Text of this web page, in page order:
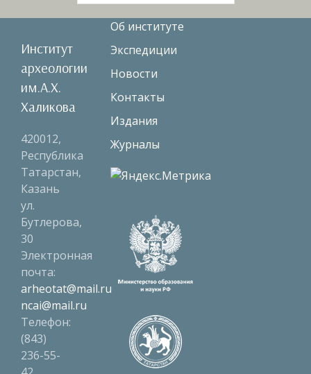
Институт
археологии
им.А.Х.
Халикова
420012,
Республика
Татарстан,
Казань
ул.
Бутлерова,
30
Электронная
почта:
arheotat@mail.ru
ncai@mail.ru
Телефон:
(843)
236-55-
Об институте
Экспедиции
Новости
Контакты
Издания
Журналы